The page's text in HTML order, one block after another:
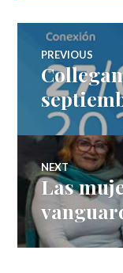
de
PREVIOUS
Previous
post:
NEXT
Next
post:
Las